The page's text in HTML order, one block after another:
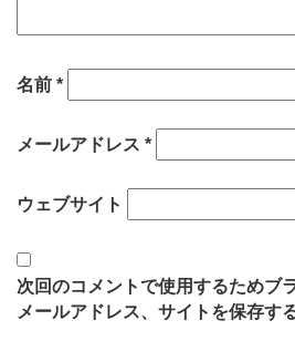
名前 *
メールアドレス *
ウェブサイト
次回のコメントで使用するためブ
メールアドレス、サイトを保存する